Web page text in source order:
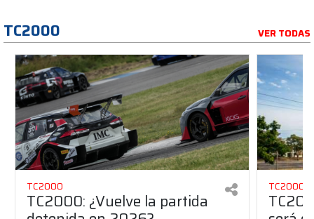
TC2000 VER TODAS
TC2000
TC2000: ¿Vuelve la partida
TC2000